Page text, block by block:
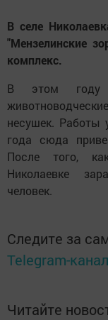
В селе
"Мензелинские
комплекс.
В этом году
несушек. Работы
года сюда
После того,
Николаевке
человек.
Следите за
Telegram-
Читайте